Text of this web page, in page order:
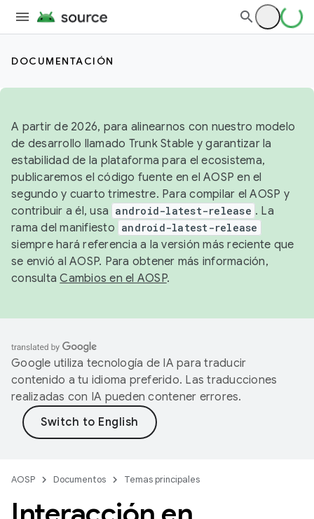
DOCUMENTACIÓN
A partir de 2026, para alinearnos con nuestro modelo
de desarrollo llamado Trunk Stable y garantizar la
estabilidad de la plataforma para el ecosistema,
publicaremos el código fuente en el AOSP en el
segundo y cuarto trimestre. Para compilar el AOSP y
contribuir a él, usa android-latest-release . La
rama del manifiesto android-latest-release
siempre hará referencia a la versión más reciente que
se envió al AOSP. Para obtener más información,
consultaCambios en el AOSP.
Google utiliza tecnología de IA para traducir
contenido a tu idioma preferido. Las traducciones
realizadas con IA pueden contener errores.
AOSP Documentos Temas principales